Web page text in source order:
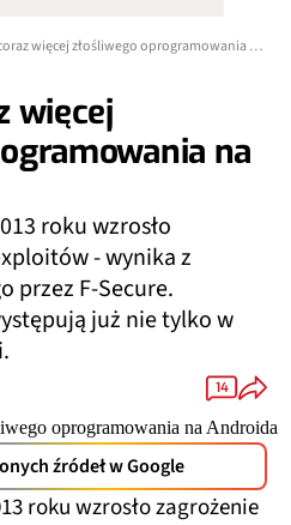
F-Secure: coraz więcej złośliwego oprogramowania na Androida
więcej
na
roku wzrosło
- wynika z
przez F-Secure.
już nie tylko w
14
źródeł w Google
roku wzrosło zagrożenie